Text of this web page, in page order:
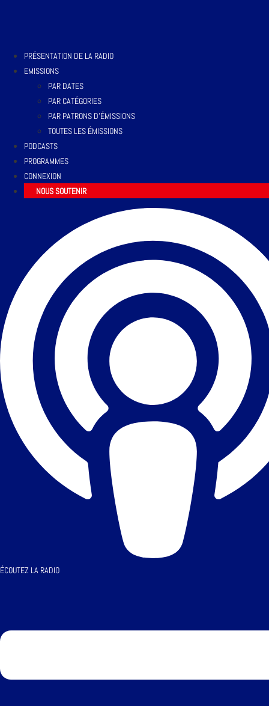
PRÉSENTATION DE LA RADIO
EMISSIONS
PAR DATES
PAR CATÉGORIES
PAR PATRONS D’ÉMISSIONS
TOUTES LES ÉMISSIONS
PODCASTS
PROGRAMMES
CONNEXION
NOUS SOUTENIR
ÉCOUTEZ LA RADIO